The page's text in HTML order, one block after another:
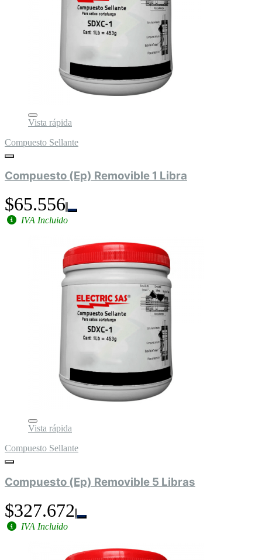
Vista rápida
Compuesto Sellante
Compuesto (Ep) Removible 1 Libra
$65.556
IVA Incluido
Vista rápida
Compuesto Sellante
Compuesto (Ep) Removible 5 Libras
$327.672
IVA Incluido